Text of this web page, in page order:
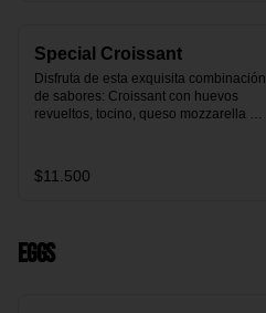
Special Croissant
Disfruta de esta exquisita combinación
de sabores: Croissant con huevos
revueltos, tocino, queso mozzarella
$11.500
Eggs